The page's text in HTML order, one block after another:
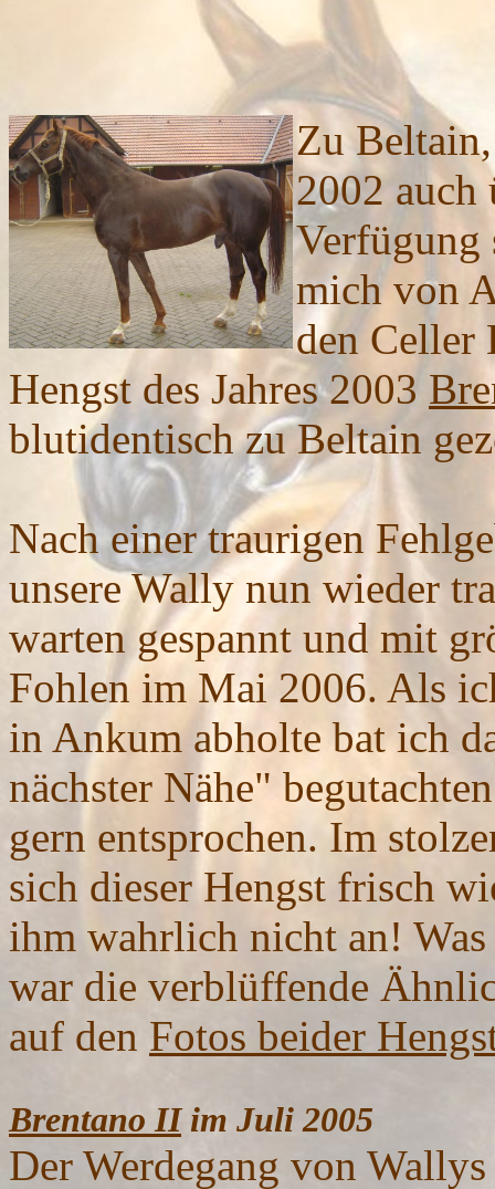
Zu
2002 auch
Verfügung
mich von
den Celler
Hengst des Jahres 2003
blutidentisch zu Beltain
Nach einer traurigen
unsere Wally nun wieder
warten gespannt und mit
Fohlen im Mai 2006. Als
in Ankum abholte bat ich
nächster Nähe"
gern entsprochen. Im
sich dieser Hengst frisch
ihm wahrlich nicht an!
war die verblüffende
auf den Fotos beider
Brentano IIim Juli
Der Werdegang von